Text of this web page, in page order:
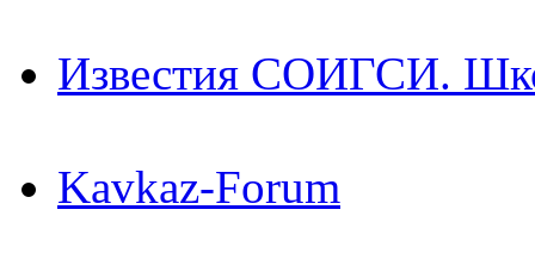
Известия СОИГСИ.
Kavkaz-Forum